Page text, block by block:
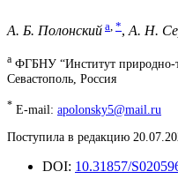
А. Б. Полонский a *, А. Н.
a ФГБНУ “Институт природно-
Севастополь, Россия
* E-mail: apolonsky5@mail.ru
Поступила в редакцию
DOI: 10.31857/